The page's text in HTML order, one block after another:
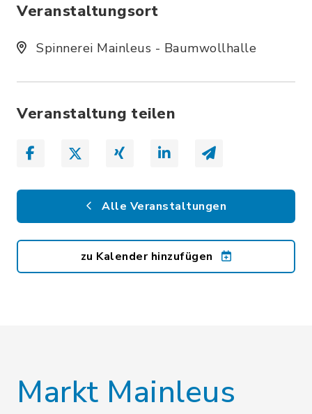
Veranstaltungsort
Spinnerei Mainleus - Baumwollhalle
Veranstaltung teilen
Alle Veranstaltungen
zu Kalender hinzufügen
Markt Mainleus